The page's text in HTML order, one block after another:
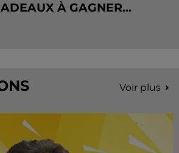
À GAGNER...
Voir plus